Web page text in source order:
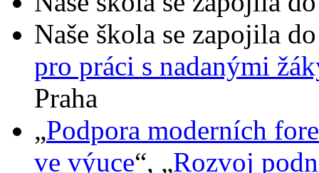
Naše škola se zapojila
pro práci s nadanými
Praha
„Podpora moderních
ve výuce“, „Rozvoj